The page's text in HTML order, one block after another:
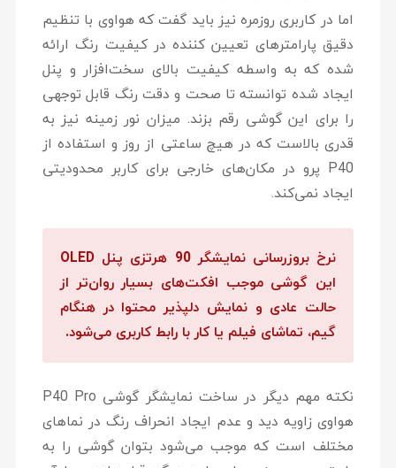
اما در کاربری روزمره نیز باید گفت که هواوی با تنظیم
دقیق پارامترهای تعیین کننده در کیفیت رنگ ارائه
شده که به واسطه کیفیت بالای سخت‌افزار و پنل
ایجاد شده توانسته تا صحت و دقت رنگ قابل توجهی
را برای این گوشی رقم بزند. میزان نور زمینه نیز به
قدری بالاست که در هیچ ساعتی از روز و استفاده از
P40 پرو در مکان‌های خارجی برای کاربر محدودیتی
ایجاد نمی‌کند.
نرخ بروزرسانی نمایشگر 90 هرتزی پنل OLED
این گوشی موجب افکت‌های بسیار روان‌تر از
حالت عادی و نمایش دلپذیر محتوا در هنگام
گیم، تماشای فیلم یا کار با رابط کاربری می‌شود.
نکته مهم دیگر در ساخت نمایشگر گوشی P40 Pro
هواوی زاویه دید و عدم ایجاد انحراف رنگ در نماهای
مختلف است که موجب می‌شود بتوان گوشی را به